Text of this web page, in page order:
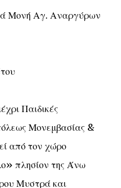
Μονή Αγ. Αναργύρων
Παιδικές
Μονεμβασίας &
από τον χώρο
πλησίον της Άνω
Μυστρά και